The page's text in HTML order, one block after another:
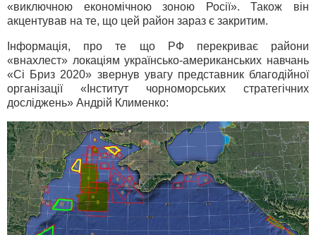
«виключною економічною зоною Росії». Також він
акцентував на те, що цей район зараз є закритим.
Інформація, про те що РФ перекриває райони
«внахлест» локаціям українсько-американських навчань
«Сі Бриз 2020» звернув увагу представник благодійної
організації «Інститут чорноморських стратегічних
досліджень» Андрій Клименко: